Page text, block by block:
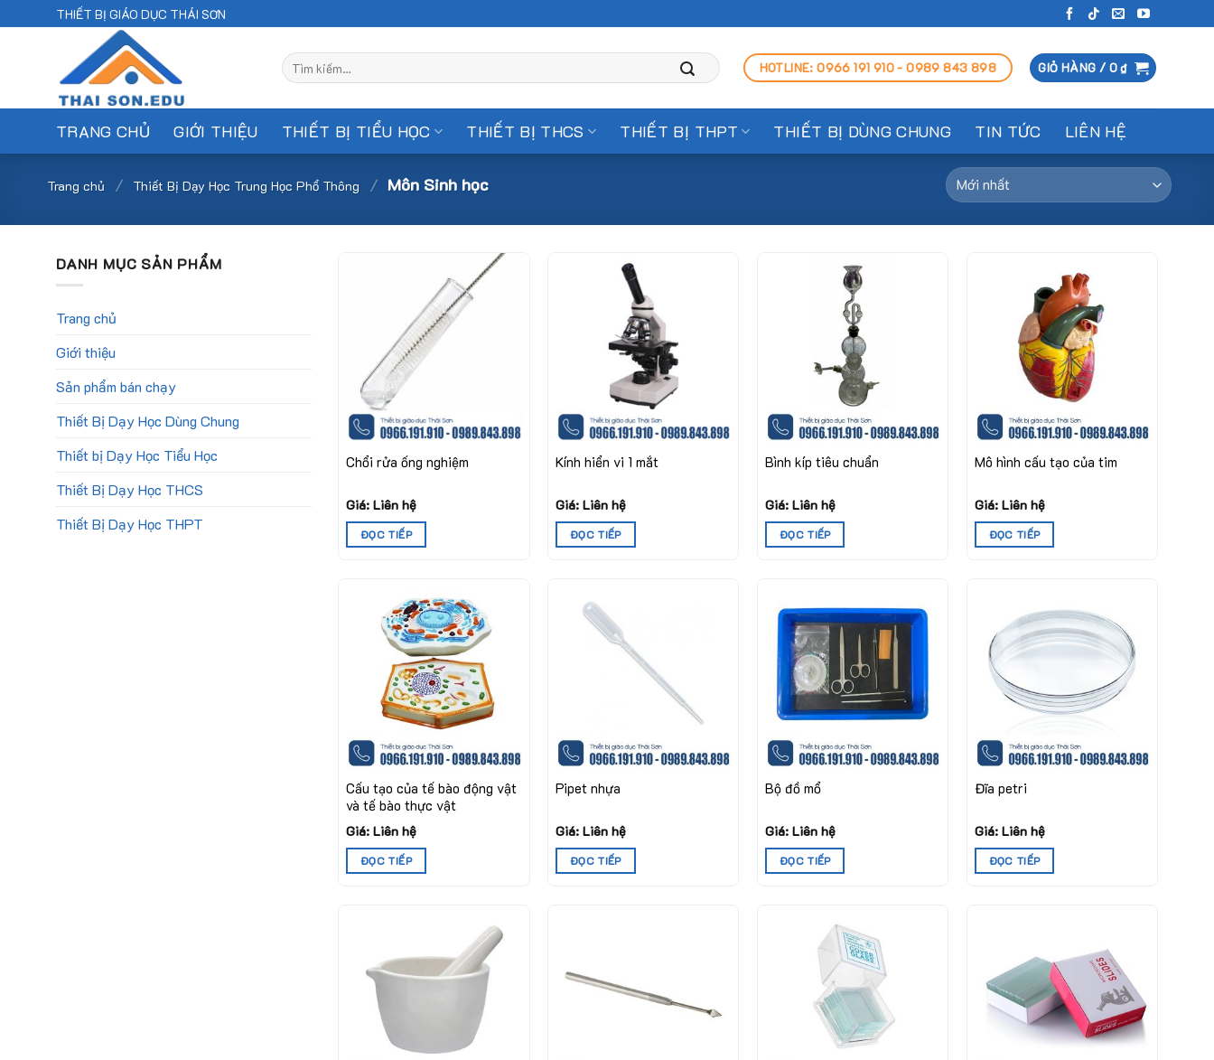
to
THIẾT BỊ GIÁO DỤC THÁI SƠN
Tìm
kiếm:
HOTLINE: 0966 191 910 - 0989 843 898 GIỎ HÀNG /0₫
TRANG CHỦ GIỚI THIỆU THIẾT BỊ TIỂU HỌC THIẾT BỊ THCS THIẾT BỊ THPT THIẾT BỊ DÙNG CHUNG TIN TỨC LIÊN HỆ
Trang chủ / Thiết Bị Dạy Học Trung Học Phổ Thông / Môn Sinh học
DANH MỤC SẢN PHẨM
Trang chủ
Giới thiệu
Sản phẩm bán chạy
Thiết Bị Dạy Học Dùng Chung
Thiết bị Dạy Học Tiểu Học
Thiết Bị Dạy Học THCS
Thiết Bị Dạy Học THPT
Chổi rửa ống nghiệm
Giá: Liên hệ
ĐỌC TIẾP
Kính hiển vi 1 mắt
Giá: Liên hệ
ĐỌC TIẾP
Bình kíp tiêu chuẩn
Giá: Liên hệ
ĐỌC TIẾP
Mô hình cấu tạo của tim
Giá: Liên hệ
ĐỌC TIẾP
Cấu tạo của tế bào động vật
và tế bào thực vật
Giá: Liên hệ
ĐỌC TIẾP
Pipet nhựa
Giá: Liên hệ
ĐỌC TIẾP
Bộ đồ mổ
Giá: Liên hệ
ĐỌC TIẾP
Đĩa petri
Giá: Liên hệ
ĐỌC TIẾP